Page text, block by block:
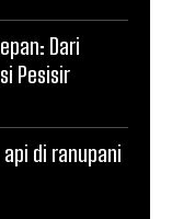
Dari
Pesisir
di ranupani